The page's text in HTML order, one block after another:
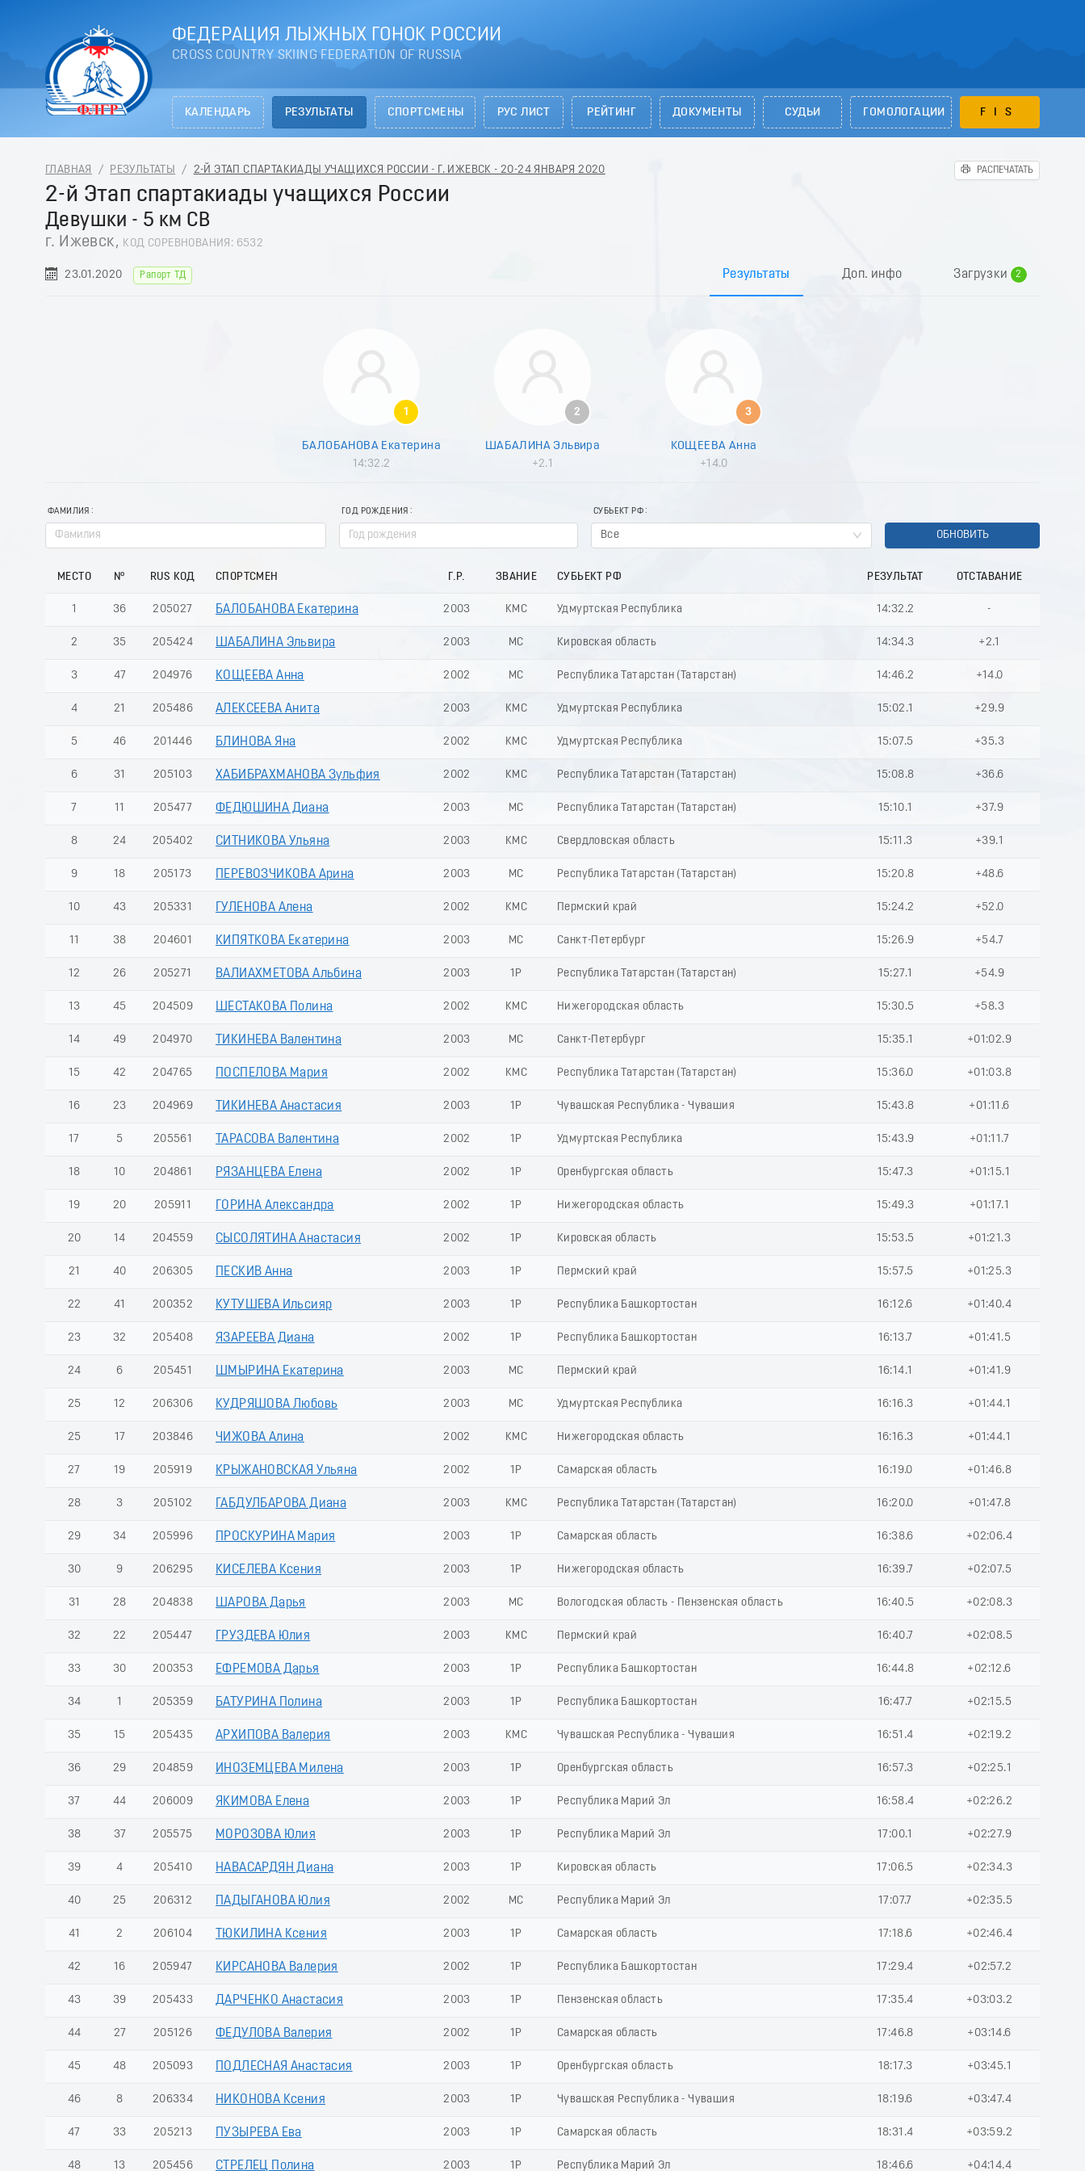
ФЕДЕРАЦИЯ ЛЫЖНЫХ ГОНОК РОССИИ
CROSS COUNTRY SKIING FEDERATION OF RUSSIA
КАЛЕНДАРЬ РЕЗУЛЬТАТЫ СПОРТСМЕНЫ РУС ЛИСТ РЕЙТИНГ ДОКУМЕНТЫ СУДЬИ ГОМОЛОГАЦИИ FIS
ГЛАВНАЯ / РЕЗУЛЬТАТЫ / 2-Й ЭТАП СПАРТАКИАДЫ УЧАЩИХСЯ РОССИИ - Г. ИЖЕВСК - 20-24 ЯНВАРЯ 2020 РАСПЕЧАТАТЬ
2-й Этап спартакиады учащихся России
Девушки - 5 км СВ
г. Ижевск, КОД СОРЕВНОВАНИЯ: 6532
23.01.2020 Рапорт ТД Результаты Доп. инфо Загрузки
2
9
1
1
БАЛОБАНОВА Екатерина
14:32.2
2
ШАБАЛИНА Эльвира
+2.1
3
КОЩЕЕВА Анна
+14.0
ФАМИЛИЯ ГОД РОЖДЕНИЯ СУБЬЕКТ РФ
Все ОБНОВИТЬ
МЕСТО № RUS КОД СПОРТСМЕН Г.Р. ЗВАНИЕ СУБЬЕКТ РФ РЕЗУЛЬТАТ ОТСТАВАНИЕ
1 36 205027 БАЛОБАНОВА Екатерина 2003 КМС Удмуртская Республика 14:32.2 -
2 35 205424 ШАБАЛИНА Эльвира 2003 МС Кировская область 14:34.3 +2.1
3 47 204976 КОЩЕЕВА Анна 2002 МС Республика Татарстан (Татарстан) 14:46.2 +14.0
4 21 205486 АЛЕКСЕЕВА Анита 2003 КМС Удмуртская Республика 15:02.1 +29.9
5 46 201446 БЛИНОВА Яна 2002 КМС Удмуртская Республика 15:07.5 +35.3
6 31 205103 ХАБИБРАХМАНОВА Зульфия 2002 КМС Республика Татарстан (Татарстан) 15:08.8 +36.6
7 11 205477 ФЕДЮШИНА Диана 2003 МС Республика Татарстан (Татарстан) 15:10.1 +37.9
8 24 205402 СИТНИКОВА Ульяна 2003 КМС Свердловская область 15:11.3 +39.1
9 18 205173 ПЕРЕВОЗЧИКОВА Арина 2003 МС Республика Татарстан (Татарстан) 15:20.8 +48.6
10 43 205331 ГУЛЕНОВА Алена 2002 КМС Пермский край 15:24.2 +52.0
11 38 204601 КИПЯТКОВА Екатерина 2003 МС Санкт-Петербург 15:26.9 +54.7
12 26 205271 ВАЛИАХМЕТОВА Альбина 2003 1Р Республика Татарстан (Татарстан) 15:27.1 +54.9
13 45 204509 ШЕСТАКОВА Полина 2002 КМС Нижегородская область 15:30.5 +58.3
14 49 204970 ТИКИНЕВА Валентина 2003 МС Санкт-Петербург 15:35.1 +01:02.9
15 42 204765 ПОСПЕЛОВА Мария 2002 КМС Республика Татарстан (Татарстан) 15:36.0 +01:03.8
16 23 204969 ТИКИНЕВА Анастасия 2003 1Р Чувашская Республика - Чувашия 15:43.8 +01:11.6
17 5 205561 ТАРАСОВА Валентина 2002 1Р Удмуртская Республика 15:43.9 +01:11.7
18 10 204861 РЯЗАНЦЕВА Елена 2002 1Р Оренбургская область 15:47.3 +01:15.1
19 20 205911 ГОРИНА Александра 2002 1Р Нижегородская область 15:49.3 +01:17.1
20 14 204559 СЫСОЛЯТИНА Анастасия 2002 1Р Кировская область 15:53.5 +01:21.3
21 40 206305 ПЕСКИВ Анна 2003 1Р Пермский край 15:57.5 +01:25.3
22 41 200352 КУТУШЕВА Ильсияр 2003 1Р Республика Башкортостан 16:12.6 +01:40.4
23 32 205408 ЯЗАРЕЕВА Диана 2002 1Р Республика Башкортостан 16:13.7 +01:41.5
24 6 205451 ШМЫРИНА Екатерина 2003 МС Пермский край 16:14.1 +01:41.9
25 12 206306 КУДРЯШОВА Любовь 2003 МС Удмуртская Республика 16:16.3 +01:44.1
25 17 203846 ЧИЖОВА Алина 2002 КМС Нижегородская область 16:16.3 +01:44.1
27 19 205919 КРЫЖАНОВСКАЯ Ульяна 2002 1Р Самарская область 16:19.0 +01:46.8
28 3 205102 ГАБДУЛБАРОВА Диана 2003 КМС Республика Татарстан (Татарстан) 16:20.0 +01:47.8
29 34 205996 ПРОСКУРИНА Мария 2003 1Р Самарская область 16:38.6 +02:06.4
30 9 206295 КИСЕЛЕВА Ксения 2003 1Р Нижегородская область 16:39.7 +02:07.5
31 28 204838 ШАРОВА Дарья 2003 МС Вологодская область - Пензенская область 16:40.5 +02:08.3
32 22 205447 ГРУЗДЕВА Юлия 2003 КМС Пермский край 16:40.7 +02:08.5
33 30 200353 ЕФРЕМОВА Дарья 2003 1Р Республика Башкортостан 16:44.8 +02:12.6
34 1 205359 БАТУРИНА Полина 2003 1Р Республика Башкортостан 16:47.7 +02:15.5
35 15 205435 АРХИПОВА Валерия 2003 КМС Чувашская Республика - Чувашия 16:51.4 +02:19.2
36 29 204859 ИНОЗЕМЦЕВА Милена 2003 1Р Оренбургская область 16:57.3 +02:25.1
37 44 206009 ЯКИМОВА Елена 2003 1Р Республика Марий Эл 16:58.4 +02:26.2
38 37 205575 МОРОЗОВА Юлия 2003 1Р Республика Марий Эл 17:00.1 +02:27.9
39 4 205410 НАВАСАРДЯН Диана 2003 1Р Кировская область 17:06.5 +02:34.3
40 25 206312 ПАДЫГАНОВА Юлия 2002 МС Республика Марий Эл 17:07.7 +02:35.5
41 2 206104 ТЮКИЛИНА Ксения 2003 1Р Самарская область 17:18.6 +02:46.4
42 16 205947 КИРСАНОВА Валерия 2002 1Р Республика Башкортостан 17:29.4 +02:57.2
43 39 205433 ДАРЧЕНКО Анастасия 2003 1Р Пензенская область 17:35.4 +03:03.2
44 27 205126 ФЕДУЛОВА Валерия 2002 1Р Самарская область 17:46.8 +03:14.6
45 48 205093 ПОДЛЕСНАЯ Анастасия 2003 1Р Оренбургская область 18:17.3 +03:45.1
46 8 206334 НИКОНОВА Ксения 2003 1Р Чувашская Республика - Чувашия 18:19.6 +03:47.4
47 33 205213 ПУЗЫРЕВА Ева 2003 1Р Самарская область 18:31.4 +03:59.2
48 13 205456 СТРЕЛЕЦ Полина 2003 1Р Республика Марий Эл 18:46.6 +04:14.4